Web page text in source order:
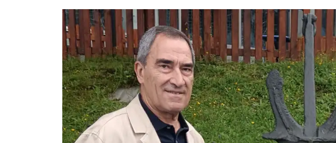
Laboral
La mundialización
El amor en el mundo
Los empobrecidos por el
mundo
Radio — Mundo obrero hoy
Vidas precarias
Libro
Cine
Dos minutos
Aplicaciones
Música
Poesía
Relato
El
In